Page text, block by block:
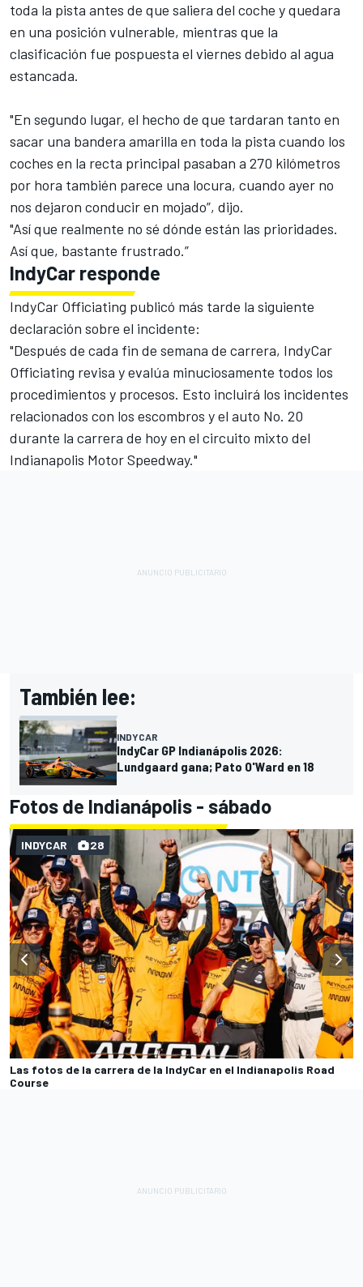
toda la pista antes de que saliera del coche y quedara
en una posición vulnerable, mientras que la
clasificación fue pospuesta el viernes debido al agua
estancada.
"En segundo lugar, el hecho de que tardaran tanto en
sacar una bandera amarilla en toda la pista cuando los
coches en la recta principal pasaban a 270 kilómetros
por hora también parece una locura, cuando ayer no
nos dejaron conducir en mojado”, dijo.
"Así que realmente no sé dónde están las prioridades.
Así que, bastante frustrado.”
IndyCar responde
IndyCar Officiating publicó más tarde la siguiente
declaración sobre el incidente:
"Después de cada fin de semana de carrera, IndyCar
Officiating revisa y evalúa minuciosamente todos los
procedimientos y procesos. Esto incluirá los incidentes
relacionados con los escombros y el auto No. 20
durante la carrera de hoy en el circuito mixto del
Indianapolis Motor Speedway."
También lee:
INDYCAR
IndyCar GP Indianápolis 2026:
Lundgaard gana; Pato O'Ward en 18
Fotos de Indianápolis - sábado
Las fotos de la carrera de la IndyCar en el Indianapolis Road
Course
INDYCAR 28